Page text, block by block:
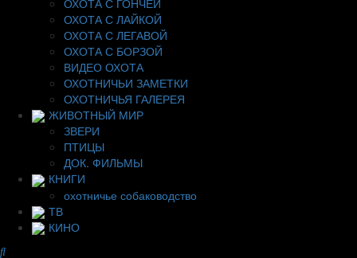
ОХОТА С ЛАЙКОЙ
ОХОТА С ЛЕГАВОЙ
ОХОТА С БОРЗОЙ
ВИДЕО ОХОТА
ОХОТНИЧЬИ ЗАМЕТКИ
ОХОТНИЧЬЯ ГАЛЕРЕЯ
ЖИВОТНЫЙ МИР
ЗВЕРИ
ПТИЦЫ
ДОК. ФИЛЬМЫ
КНИГИ
охотничье собаководство
ТВ
КИНО